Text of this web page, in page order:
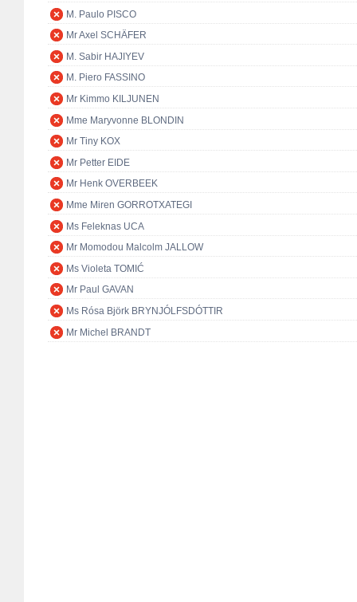
M. Paulo PISCO
Mr Axel SCHÄFER
M. Sabir HAJIYEV
M. Piero FASSINO
Mr Kimmo KILJUNEN
Mme Maryvonne BLONDIN
Mr Tiny KOX
Mr Petter EIDE
Mr Henk OVERBEEK
Mme Miren GORROTXATEGI
Ms Feleknas UCA
Mr Momodou Malcolm JALLOW
Ms Violeta TOMIĆ
Mr Paul GAVAN
Ms Rósa Björk BRYNJÓLFSDÓTTIR
Mr Michel BRANDT